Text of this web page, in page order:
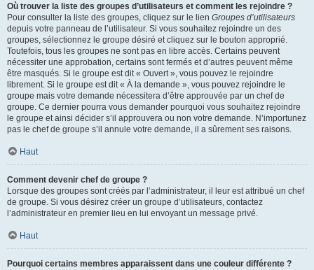
Où trouver la liste des groupes d’utilisateurs et comment les rejoindre ?
Pour consulter la liste des groupes, cliquez sur le lien Groupes d’utilisateurs
depuis votre panneau de l’utilisateur. Si vous souhaitez rejoindre un des
groupes, sélectionnez le groupe désiré et cliquez sur le bouton approprié.
Toutefois, tous les groupes ne sont pas en libre accès. Certains peuvent
nécessiter une approbation, certains sont fermés et d’autres peuvent même
être masqués. Si le groupe est dit « Ouvert », vous pouvez le rejoindre
librement. Si le groupe est dit « À la demande », vous pouvez rejoindre le
groupe mais votre demande nécessitera d’être approuvée par un chef de
groupe. Ce dernier pourra vous demander pourquoi vous souhaitez rejoindre
le groupe et ainsi décider s’il approuvera ou non votre demande. N’importunez
pas le chef de groupe s’il annule votre demande, il a sûrement ses raisons.
Haut
Comment devenir chef de groupe ?
Lorsque des groupes sont créés par l’administrateur, il leur est attribué un chef
de groupe. Si vous désirez créer un groupe d’utilisateurs, contactez
l’administrateur en premier lieu en lui envoyant un message privé.
Haut
Pourquoi certains membres apparaissent dans une couleur différente ?